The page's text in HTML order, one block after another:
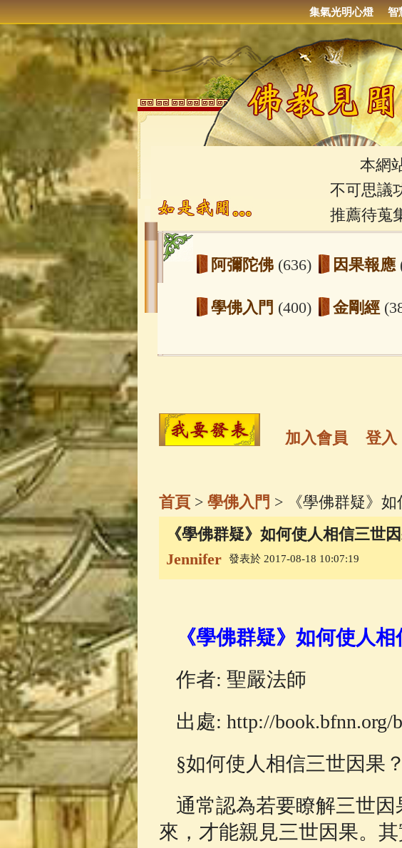
集氣光明心燈 智
本網站
不可思議
推薦待蒐
阿彌陀佛 (636) 因果報應
學佛入門 (400) 金剛經
玉曆寶鈔(236) 地藏經
高僧故事 (141) 放生護生
一切如來心秘密全身舍利
釋迦牟尼佛傳(69) 生活禪
佛典故事(37) 佛說療痔(
加入會員 登入
首頁> 學佛入門 > 《學佛群疑》如
《學佛群疑》如何使人相信三世
Jennifer
發表於 2017-08-18 10:07:19
《學佛群疑》如何使人
作者: 聖嚴法師
出處: http://book.bfnn.org/
§如何使人相信三世因果？
通常認為若要瞭解三世
來，才能親見三世因果。